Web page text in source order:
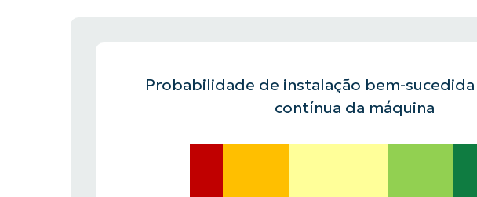
Probabilidade de instalação bem-
contínua da máquina